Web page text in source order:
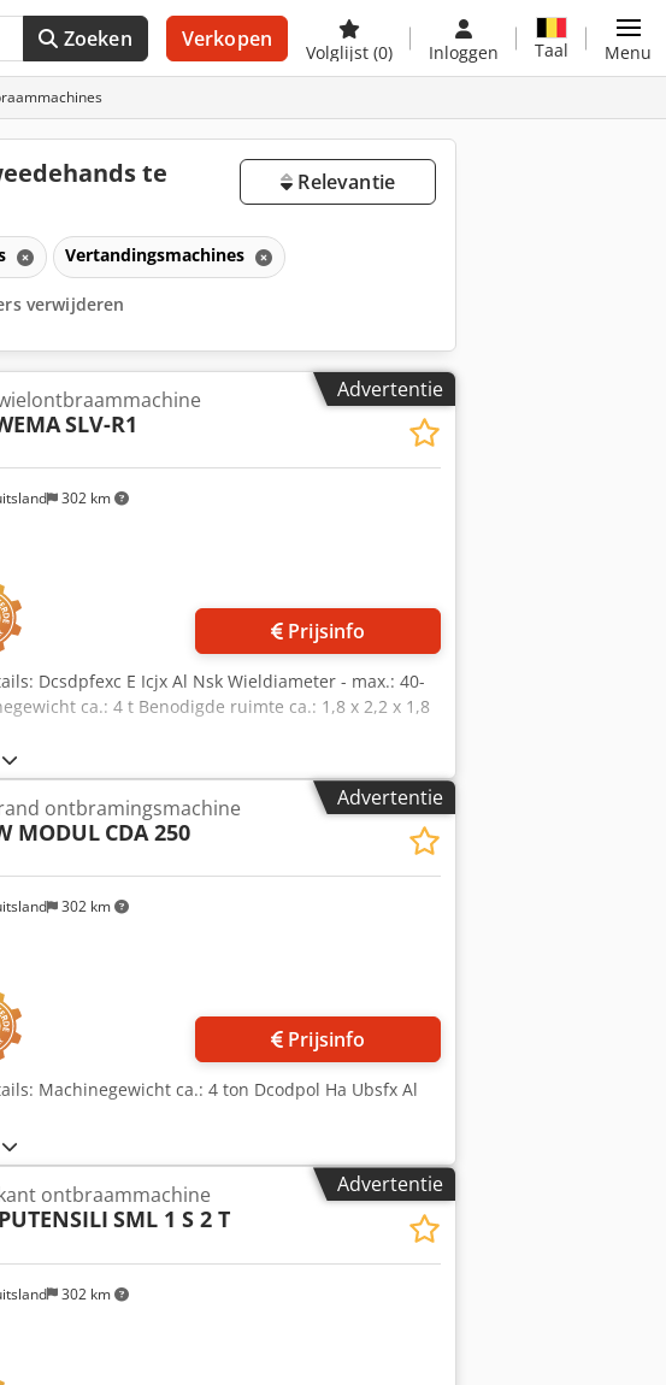
Zoeken Verkopen
Volglijst (0) Inloggen Taal Menu
te
Relevantie
Vertandingsmachines
verwijderen
Advertentie
302 km
SLV-R1
Prijsinfo
Dcsdpfexc E Icjx Al Nsk Wieldiameter - max.: 40-
ca.: 4 t Benodigde ruimte ca.: 1,8 x 2,2 x 1,8
Advertentie
302 km
ontbramingsmachine
MODUL CDA 250
Prijsinfo
Machinegewicht ca.: 4 ton Dcodpol Ha Ubsfx Al
Advertentie
302 km
ontbraammachine
SML 1 S 2 T